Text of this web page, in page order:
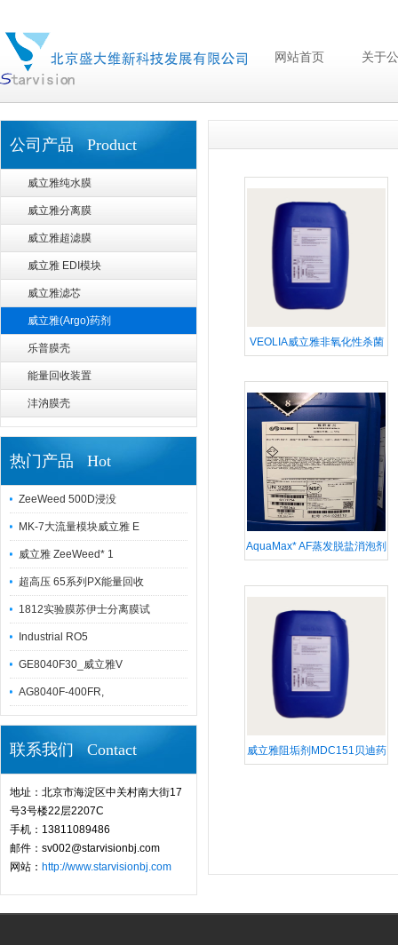
网站首页 关于
公司产品 Product
威立雅纯水膜
威立雅分离膜
威立雅超滤膜
威立雅 EDI模块
威立雅滤芯
威立雅(Argo)药剂
乐普膜壳
能量回收装置
沣汭膜壳
热门产品 Hot
ZeeWeed 500D浸没
MK-7大流量模块威立雅 E
威立雅 ZeeWeed* 1
超高压 65系列PX能量回收
1812实验膜苏伊士分离膜试
Industrial RO5
GE8040F30_威立雅V
AG8040F-400FR,
联系我们 Contact
地址：北京市海淀区中关村南大街17
号3号楼22层2207C
手机：13811089486
邮件：sv002@starvisionbj.com
网站： http://www.starvisionbj.com
VEOLIA威立雅非氧化性杀菌
AquaMax* AF蒸发脱盐消泡剂
威立雅阻垢剂MDC151贝迪药